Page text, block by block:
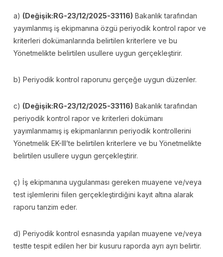
a) (Değişik:RG-23/12/2025-33116) Bakanlık tarafından
yayımlanmış iş ekipmanına özgü periyodik kontrol rapor ve
kriterleri dokümanlarında belirtilen kriterlere ve bu
Yönetmelikte belirtilen usullere uygun gerçekleştirir.
b) Periyodik kontrol raporunu gerçeğe uygun düzenler.
c) (Değişik:RG-23/12/2025-33116) Bakanlık tarafından
periyodik kontrol rapor ve kriterleri dokümanı
yayımlanmamış iş ekipmanlarının periyodik kontrollerini
Yönetmelik EK-III’te belirtilen kriterlere ve bu Yönetmelikte
belirtilen usullere uygun gerçekleştirir.
ç) İş ekipmanına uygulanması gereken muayene ve/veya
test işlemlerini fiilen gerçekleştirdiğini kayıt altına alarak
raporu tanzim eder.
d) Periyodik kontrol esnasında yapılan muayene ve/veya
testte tespit edilen her bir kusuru raporda ayrı ayrı belirtir.